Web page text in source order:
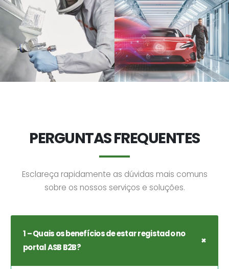
PERGUNTAS FREQUENTES
Esclareça rapidamente as dúvidas mais comuns
sobre os nossos serviços e soluções.
1 – Quais os benefícios de estar registado no
portal ASB B2B?